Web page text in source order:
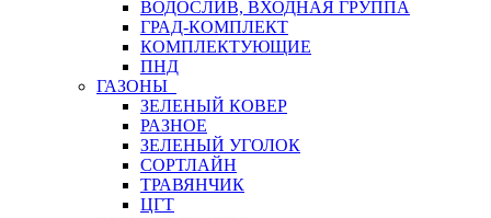
ВОДОСЛИВ, ВХОДНАЯ ГРУППА
ГРАД-КОМПЛЕКТ
КОМПЛЕКТУЮЩИЕ
ПНД
ГАЗОНЫ
ЗЕЛЕНЫЙ КОВЕР
РАЗНОЕ
ЗЕЛЕНЫЙ УГОЛОК
СОРТЛАЙН
ТРАВЯНЧИК
ЦГТ